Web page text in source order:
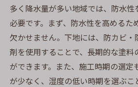
多く降水量が多い地域では、防水
必要です。まず、防水性を高めるた
欠かせません。下地には、防カビ
剤を使用することで、長期的な塗料
ができます。また、施工時期の選定
が少なく、湿度の低い時期を選ぶこ